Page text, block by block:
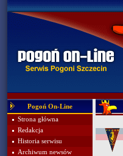
Pogoń On-Line
Strona główna
Redakcja
Historia serwisu
Archiwum newsów